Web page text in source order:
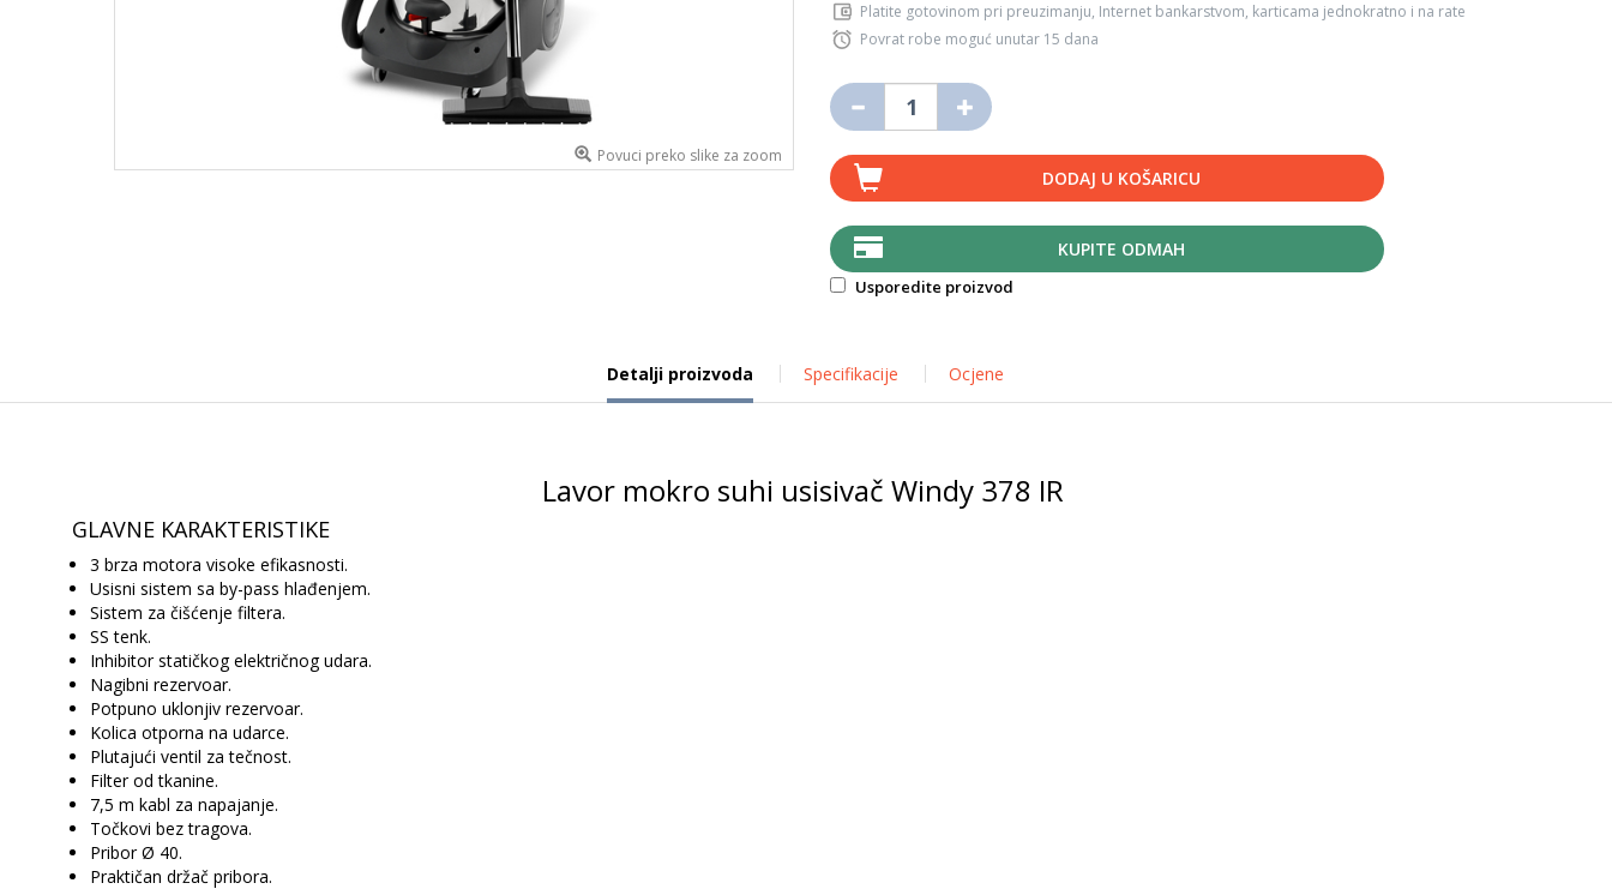
Povuci preko slike za zoom
Platite gotovinom pri preuzimanju, Internet bankarstvom, karticama jednokratno i na rate
Povrat robe moguć unutar 15 dana
DODAJ U KOŠARICU
KUPITE ODMAH
Usporedite proizvod
Detalji proizvoda Specifikacije Ocjene
Lavor mokro suhi usisivač Windy 378 IR
GLAVNE KARAKTERISTIKE
3 brza motora visoke efikasnosti.
Usisni sistem sa by-pass hlađenjem.
Sistem za čišćenje filtera.
SS tenk.
Inhibitor statičkog električnog udara.
Nagibni rezervoar.
Potpuno uklonjiv rezervoar.
Kolica otporna na udarce.
Plutajući ventil za tečnost.
Filter od tkanine.
7,5 m kabl za napajanje.
Točkovi bez tragova.
Pribor Ø 40.
Praktičan držač pribora.